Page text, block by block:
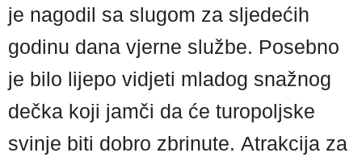
je nagodil sa slugom za sljedećih
godinu dana vjerne službe. Posebno
je bilo lijepo vidjeti mladog snažnog
dečka koji jamči da će turopoljske
svinje biti dobro zbrinute. Atrakcija za